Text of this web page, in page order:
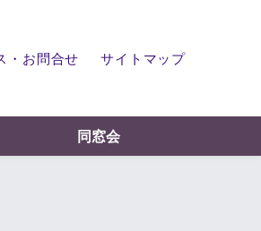
・お問合せ サイトマップ
同窓会